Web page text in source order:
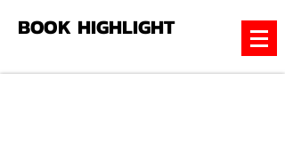
BOOK HIGHLIGHT